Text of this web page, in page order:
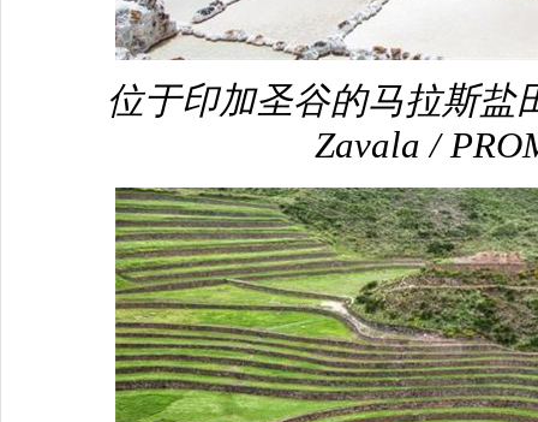
位于印加圣谷的马拉斯盐
Zavala /